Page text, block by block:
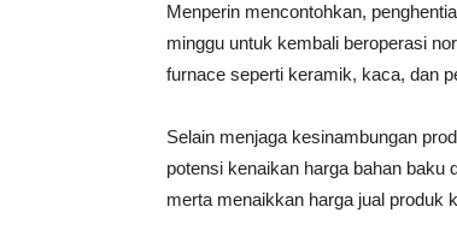
Menperin mencontohkan,
minggu untuk kembali beroperasi
furnace seperti keramik, kaca, dan
Selain menjaga kesinambungan
potensi kenaikan harga bahan baku
merta menaikkan harga jual produk